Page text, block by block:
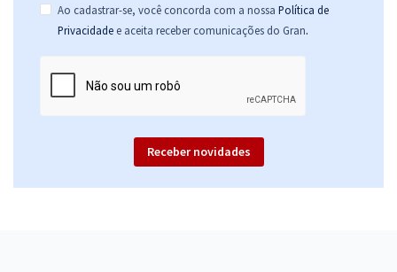
Ao cadastrar-se, você concorda com a nossa Política de
Privacidade e aceita receber comunicações do Gran.
Receber novidades